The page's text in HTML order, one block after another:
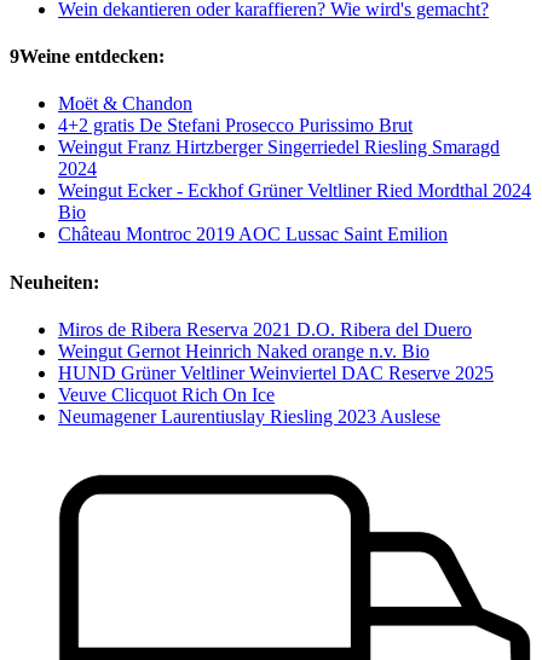
Wein dekantieren oder karaffieren? Wie wird's gemacht?
9Weine entdecken:
Moët & Chandon
4+2 gratis De Stefani Prosecco Purissimo Brut
Weingut Franz Hirtzberger Singerriedel Riesling Smaragd
2024
Weingut Ecker - Eckhof Grüner Veltliner Ried Mordthal 2024
Bio
Château Montroc 2019 AOC Lussac Saint Emilion
Neuheiten:
Miros de Ribera Reserva 2021 D.O. Ribera del Duero
Weingut Gernot Heinrich Naked orange n.v. Bio
HUND Grüner Veltliner Weinviertel DAC Reserve 2025
Veuve Clicquot Rich On Ice
Neumagener Laurentiuslay Riesling 2023 Auslese